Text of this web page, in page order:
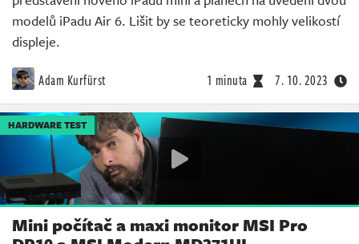
modelů iPadu Air 6. Lišit by se teoreticky mohly velikostí
displeje.
Adam Kurfürst 1 minuta 7. 10. 2023
HARDWARE TEST
Mini počítač a maxi monitor MSI Pro